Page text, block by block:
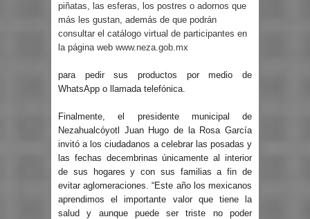
piñatas, las esferas, los postres o adornos que
más les gustan, además de que podrán
consultar el catálogo virtual de participantes en
la página web www.neza.gob.mx
para pedir sus productos por medio de
WhatsApp o llamada telefónica.
Finalmente, el presidente municipal de
Nezahualcóyotl Juan Hugo de la Rosa García
invitó a los ciudadanos a celebrar las posadas y
las fechas decembrinas únicamente al interior
de sus hogares y con sus familias a fin de
evitar aglomeraciones. “Este año los mexicanos
aprendimos el importante valor que tiene la
salud y aunque puede ser triste no poder